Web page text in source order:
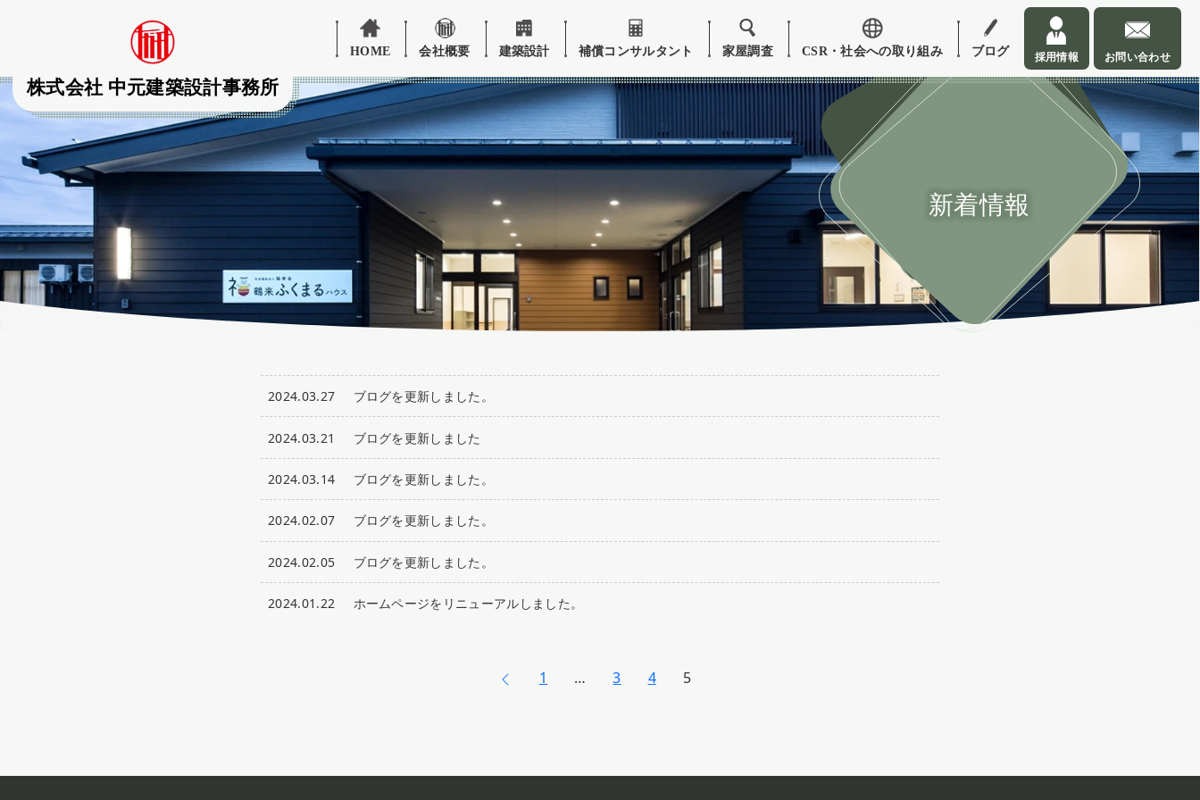
株式会社 中元建築設計事務所
HOME 会社概要 建築設計 補償コンサルタント 家屋調査 CSR・社会への取り組み ブログ 採用情報 お問い合わせ
新着情報
2024.03.27 ブログを更新しました。
2024.03.21 ブログを更新しました
2024.03.14 ブログを更新しました。
2024.02.07 ブログを更新しました。
2024.02.05 ブログを更新しました。
2024.01.22 ホームページをリニューアルしました。
投
ペ
1 … 3 4 5